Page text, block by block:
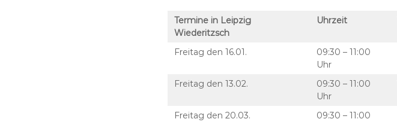
Termine in Leipzig
Wiederitzsch
Uhrzeit
Freitag den 16.01.
09:30 – 11:00
Uhr
Freitag den 13.02.
09:30 – 11:00
Uhr
Freitag den 20.03.
09:30 – 11:00